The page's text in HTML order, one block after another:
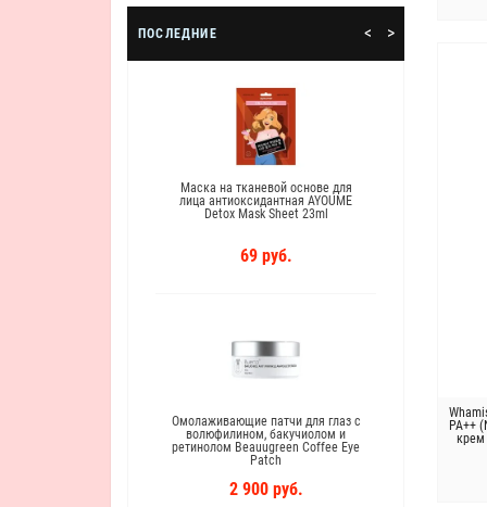
ПОСЛЕДНИЕ
Маска на тканевой основе для
лица антиоксидантная AYOUME
Detox Mask Sheet 23ml
69 руб.
Омолаживающие патчи для глаз с
волюфилином, бакучиолом и
ретинолом Beauugreen Coffee Eye
Patch
2 900 руб.
< >
PA++
крем